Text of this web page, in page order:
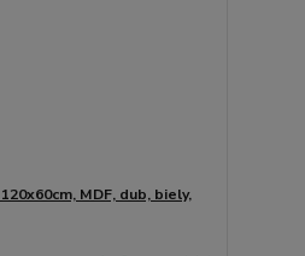
MDF, dub, biely,